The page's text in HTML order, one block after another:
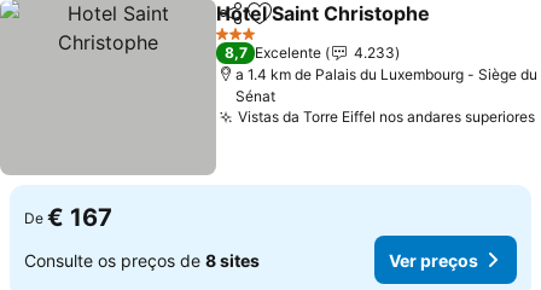
PartilharAdicionar aos favoritos
Hotel Saint Christophe
3 Estrelas
8,7 Excelente
4.233
a 1.4 km de Palais du Luxembourg - Siège du
Sénat
Vistas da Torre Eiffel nos andares superiores
De € 167
Consulte os preços de 8 sites Ver preços